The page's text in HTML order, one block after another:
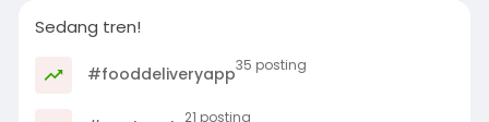
Sedang tren!
#fooddeliveryapp35 posting
21 posting